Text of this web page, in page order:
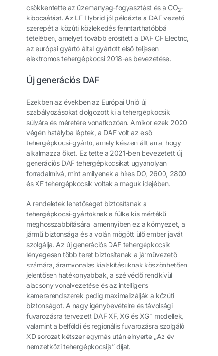
csökkentette az üzemanyag-fogyasztást és a CO2-
kibocsátást. Az LF Hybrid jól példázta a DAF vezető
szerepét a közúti közlekedés fenntarthatóbbá
tételében, amelyet tovább erősített a DAF CF Electric,
az európai gyártó által gyártott első teljesen
elektromos tehergépkocsi 2018-as bevezetése.
Új generációs DAF
Ezekben az években az Európai Unió új
szabályozásokat dolgozott ki a tehergépkocsik
súlyára és méretére vonatkozóan. Amikor ezek 2020
végén hatályba léptek, a DAF volt az első
tehergépkocsi-gyártó, amely készen állt arra, hogy
alkalmazza őket. Ez tette a 2021-ben bevezetett új
generációs DAF tehergépkocsikat ugyanolyan
forradalmivá, mint amilyenek a híres DO, 2600, 2800
és XF tehergépkocsik voltak a maguk idejében.
A rendeletek lehetőséget biztosítanak a
tehergépkocsi-gyártóknak a fülke kis mértékű
meghosszabbítására, amennyiben ez a környezet, a
jármű biztonsága és a volán mögött ülő ember javát
szolgálja. Az új generációs DAF tehergépkocsik
lényegesen több teret biztosítanak a járművezető
számára, áramvonalas kialakításuknak köszönhetően
jelentősen hatékonyabbak, a szélvédő rendkívül
alacsony vonalvezetése és az intelligens
kamerarendszerek pedig maximalizálják a közúti
biztonságot. A nagy igénybevételre és távolsági
fuvarozásra tervezett DAF XF, XG és XG+ modellek,
valamint a belföldi és regionális fuvarozásra szolgáló
XD sorozat kétszer egymás után elnyerte „Az év
nemzetközi tehergépkocsija” díjat.